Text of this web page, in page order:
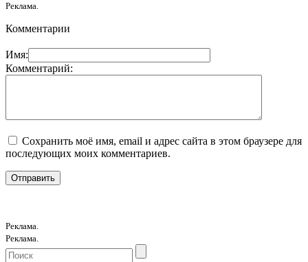
Реклама.
Комментарии
Имя:
Комментарий:
Сохранить моё имя, email и адрес сайта в этом браузере для
последующих моих комментариев.
Реклама.
Реклама.